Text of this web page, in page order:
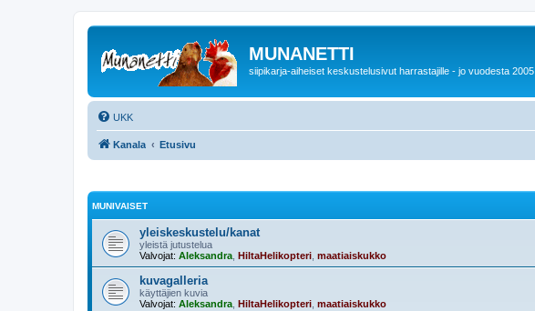
MUNANETTI
siipikarja-aiheiset keskustelusivut harrastajille - jo vuodesta 2005
UKK
Kanala Etusivu
MUNIVAISET
yleiskeskustelu/kanat
yleistä jutustelua
Valvojat: Aleksandra HiltaHelikopteri maatiaiskukko
kuvagalleria
käyttäjien kuvia
Valvojat: Aleksandra HiltaHelikopteri maatiaiskukko